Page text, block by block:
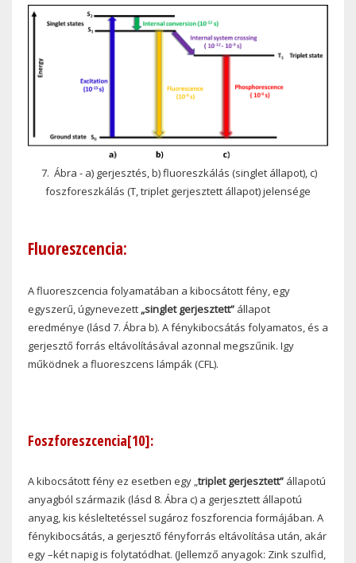
7. Ábra - a) gerjesztés, b) fluoreszkálás (singlet állapot), c)
foszforeszkálás (T, triplet gerjesztett állapot) jelensége
Fluoreszcencia:
A fluoreszcencia folyamatában a kibocsátott fény, egy
egyszerű, úgynevezett „singlet gerjesztett” állapot
eredménye (lásd 7. Ábra b). A fénykibocsátás folyamatos, és a
gerjesztő forrás eltávolításával azonnal megszűnik. Igy
működnek a fluoreszcens lámpák (CFL).
Foszforeszcencia[10]:
A kibocsátott fény ez esetben egy „triplet gerjesztett” állapotú
anyagból származik (lásd 8. Ábra c) a gerjesztett állapotú
anyag, kis késleltetéssel sugároz foszforencia formájában. A
fénykibocsátás, a gerjesztő fényforrás eltávolítása után, akár
egy –két napig is folytatódhat. (Jellemző anyagok: Zink szulfid,